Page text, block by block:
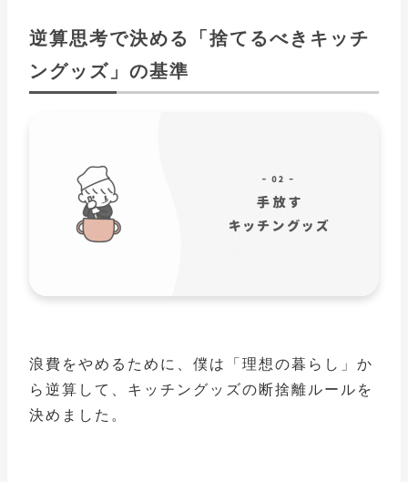
逆算思考で決める「捨てるべきキッチ
ングッズ」の基準
浪費をやめるために、僕は「理想の暮らし」か
ら逆算して、キッチングッズの断捨離ルールを
決めました。